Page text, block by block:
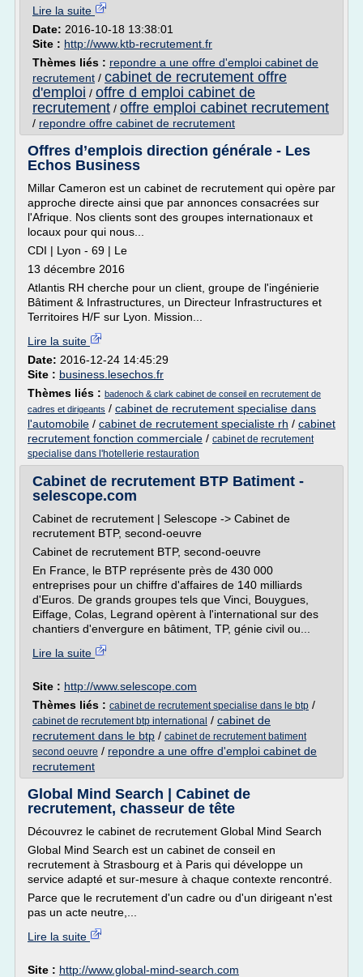
Lire la suite
Date: 2016-10-18 13:38:01
Site : http://www.ktb-recrutement.fr
Thèmes liés : repondre a une offre d'emploi cabinet de
recrutement / cabinet de recrutement offre
d'emploi / offre d emploi cabinet de
recrutement / offre emploi cabinet recrutement
/ repondre offre cabinet de recrutement
Offres d’emplois direction générale - Les
Echos Business
Millar Cameron est un cabinet de recrutement qui opère par
approche directe ainsi que par annonces consacrées sur
l'Afrique. Nos clients sont des groupes internationaux et
locaux pour qui nous...
CDI | Lyon - 69 | Le
13 décembre 2016
Atlantis RH cherche pour un client, groupe de l'ingénierie
Bâtiment & Infrastructures, un Directeur Infrastructures et
Territoires H/F sur Lyon. Mission...
Lire la suite
Date: 2016-12-24 14:45:29
Site : business.lesechos.fr
Thèmes liés : badenoch & clark cabinet de conseil en recrutement de
cadres et dirigeants / cabinet de recrutement specialise dans
l'automobile / cabinet de recrutement specialiste rh / cabinet
recrutement fonction commerciale / cabinet de recrutement
specialise dans l'hotellerie restauration
Cabinet de recrutement BTP Batiment -
selescope.com
Cabinet de recrutement | Selescope -> Cabinet de
recrutement BTP, second-oeuvre
Cabinet de recrutement BTP, second-oeuvre
En France, le BTP représente près de 430 000
entreprises pour un chiffre d'affaires de 140 milliards
d'Euros. De grands groupes tels que Vinci, Bouygues,
Eiffage, Colas, Legrand opèrent à l'international sur des
chantiers d'envergure en bâtiment, TP, génie civil ou...
Lire la suite
Site : http://www.selescope.com
Thèmes liés : cabinet de recrutement specialise dans le btp /
cabinet de recrutement btp international / cabinet de
recrutement dans le btp / cabinet de recrutement batiment
second oeuvre / repondre a une offre d'emploi cabinet de
recrutement
Global Mind Search | Cabinet de
recrutement, chasseur de tête
Découvrez le cabinet de recrutement Global Mind Search
Global Mind Search est un cabinet de conseil en
recrutement à Strasbourg et à Paris qui développe un
service adapté et sur-mesure à chaque contexte rencontré.
Parce que le recrutement d'un cadre ou d'un dirigeant n'est
pas un acte neutre,...
Lire la suite
Site : http://www.global-mind-search.com